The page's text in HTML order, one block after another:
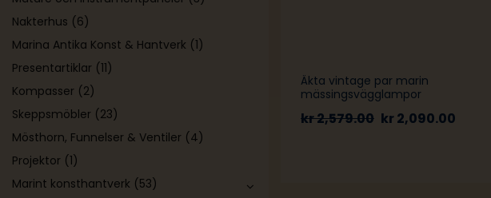
Nakterhus (6)
Marina Antika Konst & Hantverk (1)
Presentartiklar (11)
Kompasser (2)
Skeppsmöbler (23)
Mösthorn, Funnelser & Ventiler (4)
Projektor (1)
Marint konsthantverk (53)
Äkta vintage par marin
mässingsvägglampor
kr2,579.00 kr2,090.00